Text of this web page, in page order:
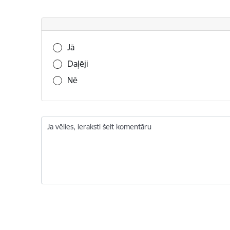
Vai šī informācija bija noderīga?
Jā
Daļēji
Nē
Ja vēlies, ieraksti šeit komentāru